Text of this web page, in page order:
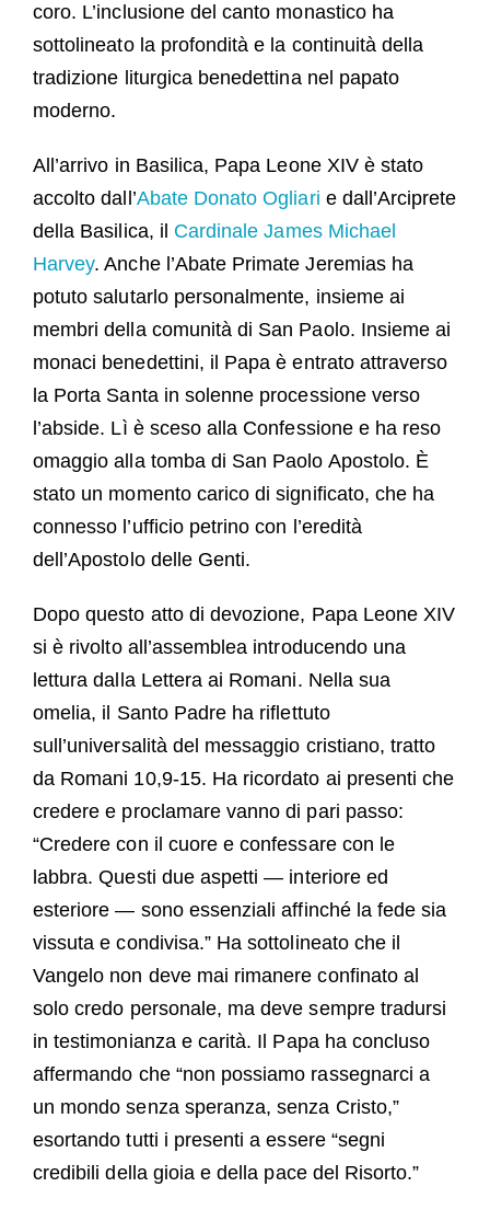
coro. L’inclusione del canto monastico ha
sottolineato la profondità e la continuità della
tradizione liturgica benedettina nel papato
moderno.
All’arrivo in Basilica, Papa Leone XIV è stato
accolto dall’Abate Donato Ogliari e dall’Arciprete
della Basilica, il Cardinale James Michael
Harvey. Anche l’Abate Primate Jeremias ha
potuto salutarlo personalmente, insieme ai
membri della comunità di San Paolo. Insieme ai
monaci benedettini, il Papa è entrato attraverso
la Porta Santa in solenne processione verso
l’abside. Lì è sceso alla Confessione e ha reso
omaggio alla tomba di San Paolo Apostolo. È
stato un momento carico di significato, che ha
connesso l’ufficio petrino con l’eredità
dell’Apostolo delle Genti.
Dopo questo atto di devozione, Papa Leone XIV
si è rivolto all’assemblea introducendo una
lettura dalla Lettera ai Romani. Nella sua
omelia, il Santo Padre ha riflettuto
sull’universalità del messaggio cristiano, tratto
da Romani 10,9-15. Ha ricordato ai presenti che
credere e proclamare vanno di pari passo:
“Credere con il cuore e confessare con le
labbra. Questi due aspetti — interiore ed
esteriore — sono essenziali affinché la fede sia
vissuta e condivisa.” Ha sottolineato che il
Vangelo non deve mai rimanere confinato al
solo credo personale, ma deve sempre tradursi
in testimonianza e carità. Il Papa ha concluso
affermando che “non possiamo rassegnarci a
un mondo senza speranza, senza Cristo,”
esortando tutti i presenti a essere “segni
credibili della gioia e della pace del Risorto.”